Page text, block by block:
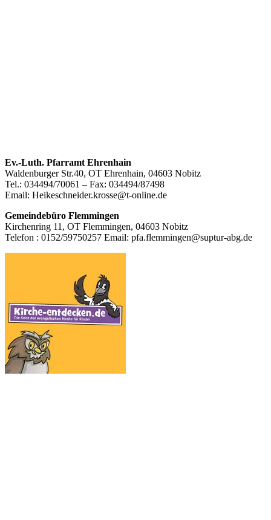
Footer
Inhalt
Ev.-Luth. Pfarramt Ehrenhain
Waldenburger Str.40, OT Ehrenhain, 04603 Nobitz
Tel.: 034494/70061 – Fax: 034494/87498
Email: Heikeschneider.krosse@t-online.de
Gemeindebüro Flemmingen
Kirchenring 11, OT Flemmingen, 04603 Nobitz
Telefon : 0152/59750257 Email: pfa.flemmingen@suptur-abg.de